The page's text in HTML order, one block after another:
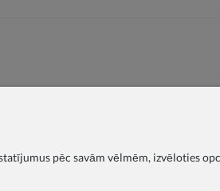
pēc savām vēlmēm, izvēloties